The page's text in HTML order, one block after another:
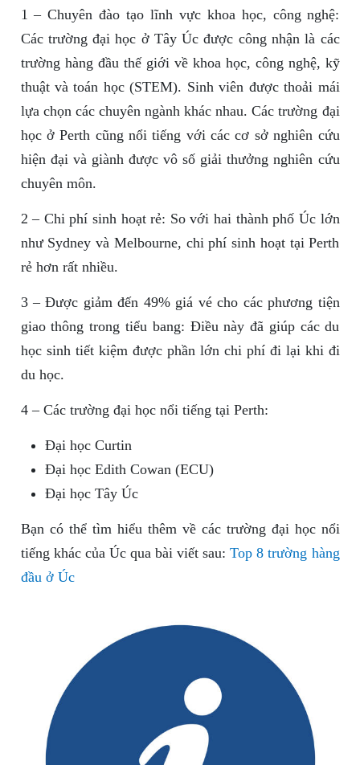
1 – Chuyên đào tạo lĩnh vực khoa học, công nghệ:
Các trường đại học ở Tây Úc được công nhận là các
trường hàng đầu thế giới về khoa học, công nghệ, kỹ
thuật và toán học (STEM). Sinh viên được thoải mái
lựa chọn các chuyên ngành khác nhau. Các trường đại
học ở Perth cũng nổi tiếng với các cơ sở nghiên cứu
hiện đại và giành được vô số giải thưởng nghiên cứu
chuyên môn.
2 – Chi phí sinh hoạt rẻ: So với hai thành phố Úc lớn
như Sydney và Melbourne, chi phí sinh hoạt tại Perth
rẻ hơn rất nhiều.
3 – Được giảm đến 49% giá vé cho các phương tiện
giao thông trong tiểu bang: Điều này đã giúp các du
học sinh tiết kiệm được phần lớn chi phí đi lại khi đi
du học.
4 – Các trường đại học nổi tiếng tại Perth:
Đại học Curtin
Đại học Edith Cowan (ECU)
Đại học Tây Úc
Bạn có thể tìm hiểu thêm về các trường đại học nổi
tiếng khác của Úc qua bài viết sau:Top 8 trường hàng
đầu ở Úc